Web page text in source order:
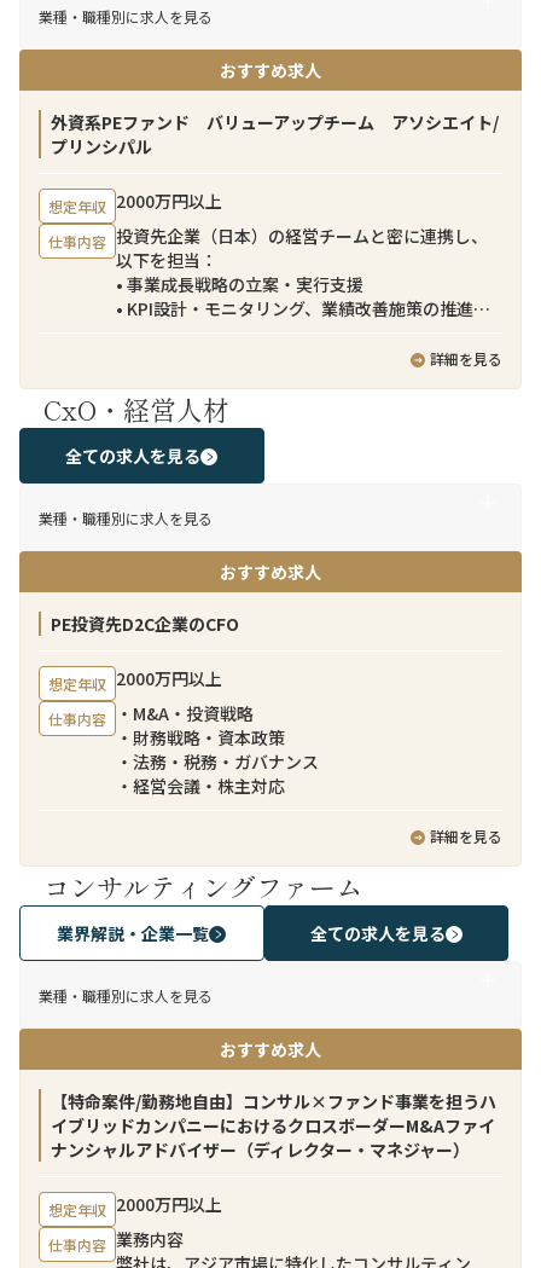
業種・職種別に求人を見る
おすすめ求人
外資系PEファンド バリューアップチーム アソシエイト/
プリンシパル
想定年収 2000万円以上
仕事内容 投資先企業（日本）の経営チームと密に連携し、
以下を担当：
• 事業成長戦略の立案・実行支援
• KPI設計・モニタリング、業績改善施策の推進
• 組織・オペレーション改善（SCM、商品戦略等）
• ファンドへのレポーティング・コミュニケーショ
ン
詳細を見る
CxO・経営人材
全ての求人を見る
業種・職種別に求人を見る
おすすめ求人
PE投資先D2C企業のCFO
想定年収 2000万円以上
仕事内容
・M&A・投資戦略
・財務戦略・資本政策
・法務・税務・ガバナンス
・経営会議・株主対応
詳細を見る
コンサルティングファーム
業界解説・企業一覧 全ての求人を見る
業種・職種別に求人を見る
おすすめ求人
【特命案件/勤務地自由】コンサル×ファンド事業を担うハ
イブリッドカンパニーにおけるクロスボーダーM&Aファイ
ナンシャルアドバイザー（ディレクター・マネジャー）
想定年収 2000万円以上
仕事内容 業務内容
弊社は、アジア市場に特化したコンサルティン